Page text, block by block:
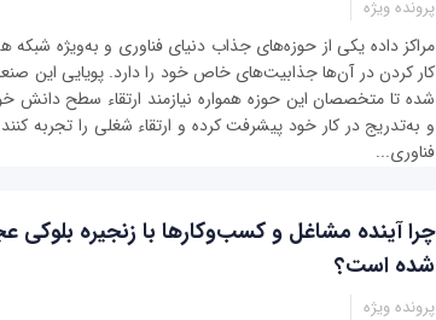
پرونده ویژه
مراکز داده یکی از حوزه‌های جذاب دنیای فناوری و به‌ویژه شبکه
کار کردن در آن‌ها جذابیت‌های خاص خود را دارد. پویایی این
شده تا متخصصان این حوزه همواره نیازمند ارتقاء سطح دانش
و به‌تدریج در کار خود پیشرفت کرده و ارتقاء شغلی را تجربه
فناوری‌...
چرا آینده مشاغل و کسب‌وکارها با زنجیره بلوکی
شده است؟
پرونده ویژه